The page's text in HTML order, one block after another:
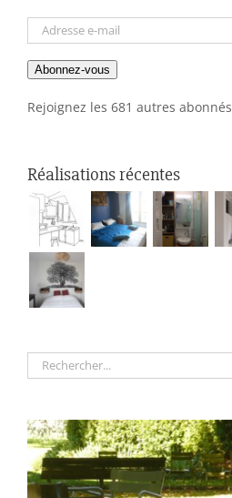
Adresse
mail
Abonnez-vous
Rejoignez les 681 autres abonnés
Réalisations récentes
Rechercher: